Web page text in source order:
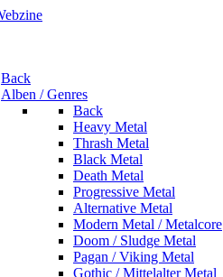
Back
Alben / Genres
Back
Heavy Metal
Thrash Metal
Black Metal
Death Metal
Progressive Metal
Alternative Metal
Modern Metal / Metalcore
Doom / Sludge Metal
Pagan / Viking Metal
Gothic / Mittelalter Metal